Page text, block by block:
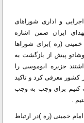
و اداری شوراهای
ایران ضمن اشاره
(‌ره )‌برای شوراها
پیش از بازگشت به
جزیره ابوموسی را
معرفی کرد و تاکید
کنیم برای وجب به وجب
.
خمینی (‌ره )‌در ارتباط